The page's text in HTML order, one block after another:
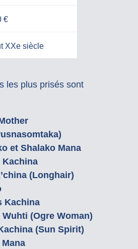
€
XXe siècle
les plus prisés sont
et Shalako Mana
Kachina
(Longhair)
Kachina
(Ogre Woman)
(Sun Spirit)